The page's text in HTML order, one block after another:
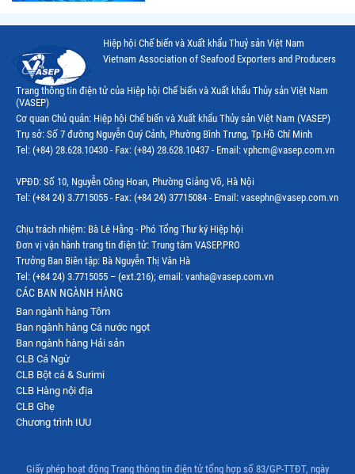
Thị trường Philippines
Thị trường Tây Ban Nha
Thị trường thủy sản khác
Thị trường thủy sản thế giới
Hiệp hội Chế biến và Xuất khẩu Thuỷ sản Việt Nam
Vietnam Association of Seafood Exporters and Producers
Trang thông tin điện tử của Hiệp hội Chế biến và Xuất khẩu Thủy sản Việt Nam
(VASEP)
Cơ quan Chủ quản: Hiệp hội Chế biến và Xuất khẩu Thủy sản Việt Nam (VASEP)
Trụ sở: Số 7 đường Nguyễn Quý Cảnh, Phường Bình Trưng, Tp.Hồ Chí Minh
Tel: (+84) 28.628.10430 - Fax: (+84) 28.628.10437 - Email: vphcm@vasep.com.vn
VPĐD: Số 10, Nguyễn Công Hoan, Phường Giảng Võ, Hà Nội
Tel: (+84 24) 3.7715055 - Fax: (+84 24) 37715084 - Email: vasephn@vasep.com.vn
Chịu trách nhiệm: Bà Lê Hằng - Phó Tổng Thư ký Hiệp hội
Đơn vị vận hành trang tin điện tử: Trung tâm VASEP.PRO
Trưởng Ban Biên tập: Bà Nguyễn Thị Vân Hà
Tel: (+84 24) 3.7715055 – (ext.216); email: vanha@vasep.com.vn
CÁC BAN NGÀNH HÀNG
Ban ngành hàng Tôm
Ban ngành hàng Cá nước ngọt
Ban ngành hàng Hải sản
CLB Cá Ngừ
CLB Bột cá & Surimi
CLB Hàng nội địa
CLB Ghẹ
Chương trình IUU
Giấy phép hoạt động Trang thông tin điện tử tổng hợp số 83/GP-TTĐT, ngày